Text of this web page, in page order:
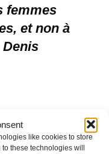
like cookies to store
these technologies will
femmes
et non à